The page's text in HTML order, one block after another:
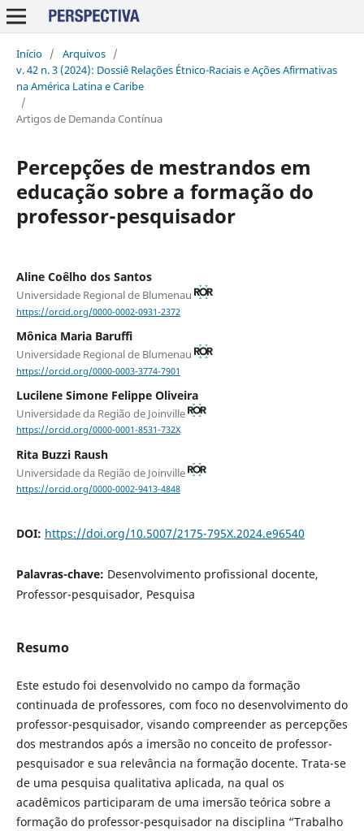
Início / Arquivos /
v. 42 n. 3 (2024): Dossiê Relações Étnico-Raciais e Ações Afirmativas
na América Latina e Caribe
/
Artigos de Demanda Contínua
Percepções de mestrandos em
educação sobre a formação do
professor-pesquisador
Aline Coêlho dos Santos
Universidade Regional de Blumenau
https://orcid.org/0000-0002-0931-2372
Mônica Maria Baruffi
Universidade Regional de Blumenau
https://orcid.org/0000-0003-3774-7901
Lucilene Simone Felippe Oliveira
Universidade da Região de Joinville
https://orcid.org/0000-0001-8531-732X
Rita Buzzi Raush
Universidade da Região de Joinville
https://orcid.org/0000-0002-9413-4848
DOI: https://doi.org/10.5007/2175-795X.2024.e96540
Palavras-chave: Desenvolvimento profissional docente,
Professor-pesquisador, Pesquisa
Resumo
Este estudo foi desenvolvido no campo da formação
continuada de professores, com foco no desenvolvimento do
professor-pesquisador, visando compreender as percepções
dos mestrandos após a imersão no conceito de professor-
pesquisador e sua relevância na formação docente. Trata-se
de uma pesquisa qualitativa aplicada, na qual os
acadêmicos participaram de uma imersão teórica sobre a
formação do professor-pesquisador na disciplina “Trabalho